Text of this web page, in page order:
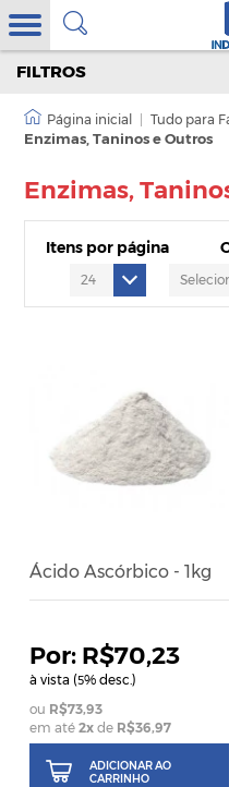
Tudo para
Enzimas, Taninos e Outros
FILTROS
Enzimas,
Itens por página
Ácido Ascórbico - 1kg
R$70,23
à vista (5% desc.)
R$73,93
em até2x de R$36,97
ADICIONAR AO
CARRINHO